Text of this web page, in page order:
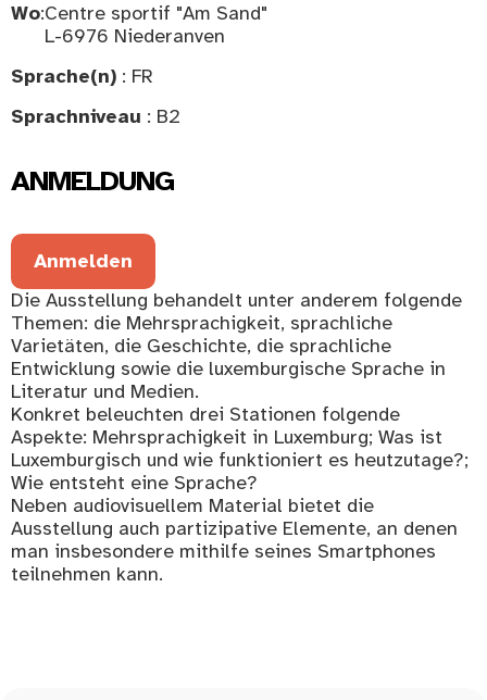
Wo:Centre sportif "Am Sand"
L-6976 Niederanven
Sprache(n) : FR
Sprachniveau : B2
ANMELDUNG
Anmelden
Die Ausstellung behandelt unter anderem folgende
Themen: die Mehrsprachigkeit, sprachliche
Varietäten, die Geschichte, die sprachliche
Entwicklung sowie die luxemburgische Sprache in
Literatur und Medien.
Konkret beleuchten drei Stationen folgende
Aspekte: Mehrsprachigkeit in Luxemburg; Was ist
Luxemburgisch und wie funktioniert es heutzutage?;
Wie entsteht eine Sprache?
Neben audiovisuellem Material bietet die
Ausstellung auch partizipative Elemente, an denen
man insbesondere mithilfe seines Smartphones
teilnehmen kann.